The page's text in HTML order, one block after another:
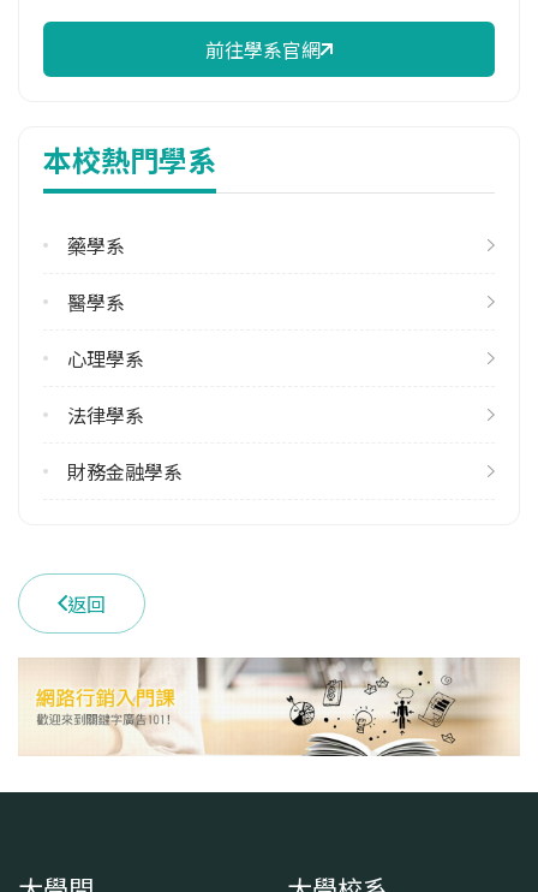
113學年度上學期
113學年度下學期
27
修輔系人數
12
113學年度下學期
113學年度上學期
13
學系電話
(02)33663300
學系地址
臺北市中正區羅斯福路四段1號
前往學系官網
本校熱門學系
藥學系
醫學系
心理學系
法律學系
財務金融學系
返回